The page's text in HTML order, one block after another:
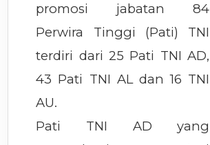
promosi jabatan 84
Perwira Tinggi (Pati) TNI
terdiri dari 25 Pati TNI AD,
43 Pati TNI AL dan 16 TNI
AU.
Pati TNI AD yang